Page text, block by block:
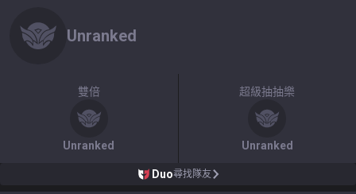
Unranked
雙倍
Unranked
超級抽抽樂
Unranked
Duo尋找隊友